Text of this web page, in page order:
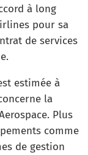
à long
pour sa
de services
estimée à
la
Plus
comme
de gestion